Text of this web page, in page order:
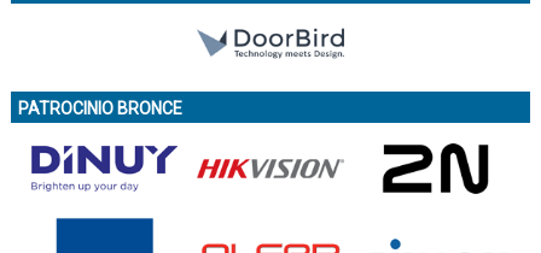
PATROCINIO BRONCE